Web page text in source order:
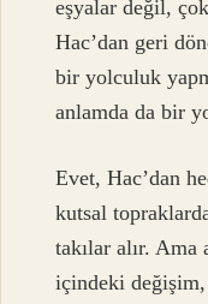
eşyalar değil, çok
Hac’dan geri
bir yolculuk
anlamda da bir
Evet, Hac’dan
kutsal
takılar alır. Ama
içindeki